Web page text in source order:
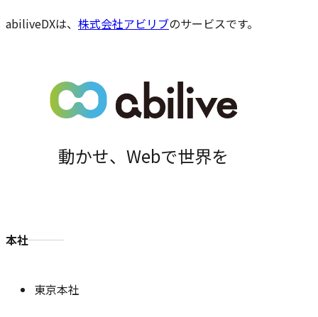
の
abiliveDXは、 株式会社アビリブのサービスです。
動かせ、Webで世界を
本社
東京本社